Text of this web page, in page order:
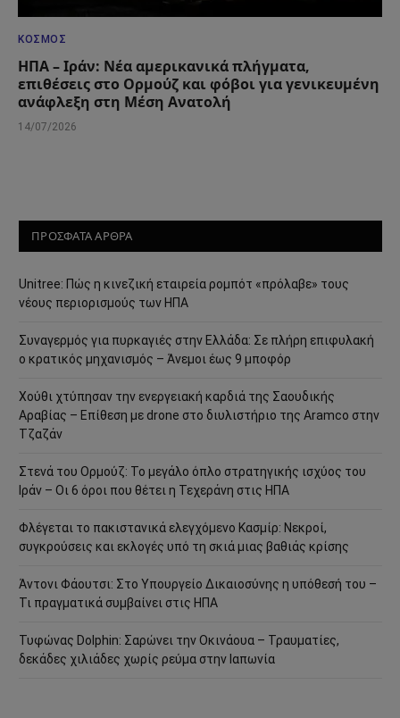
ΚΌΣΜΟΣ
ΗΠΑ – Ιράν: Νέα αμερικανικά πλήγματα,
επιθέσεις στο Ορμούζ και φόβοι για γενικευμένη
ανάφλεξη στη Μέση Ανατολή
14/07/2026
ΠΡΟΣΦΑΤΑ ΑΡΘΡΑ
Unitree: Πώς η κινεζική εταιρεία ρομπότ «πρόλαβε» τους
νέους περιορισμούς των ΗΠΑ
Συναγερμός για πυρκαγιές στην Ελλάδα: Σε πλήρη επιφυλακή
ο κρατικός μηχανισμός – Άνεμοι έως 9 μποφόρ
Χούθι χτύπησαν την ενεργειακή καρδιά της Σαουδικής
Αραβίας – Επίθεση με drone στο διυλιστήριο της Aramco στην
Τζαζάν
Στενά του Ορμούζ: Το μεγάλο όπλο στρατηγικής ισχύος του
Ιράν – Οι 6 όροι που θέτει η Τεχεράνη στις ΗΠΑ
Φλέγεται το πακιστανικά ελεγχόμενο Κασμίρ: Νεκροί,
συγκρούσεις και εκλογές υπό τη σκιά μιας βαθιάς κρίσης
Άντονι Φάουτσι: Στο Υπουργείο Δικαιοσύνης η υπόθεσή του –
Τι πραγματικά συμβαίνει στις ΗΠΑ
Τυφώνας Dolphin: Σαρώνει την Οκινάουα – Τραυματίες,
δεκάδες χιλιάδες χωρίς ρεύμα στην Ιαπωνία